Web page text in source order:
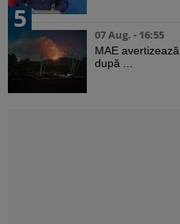
5
07 Aug. - 16:55
MAE
după ...